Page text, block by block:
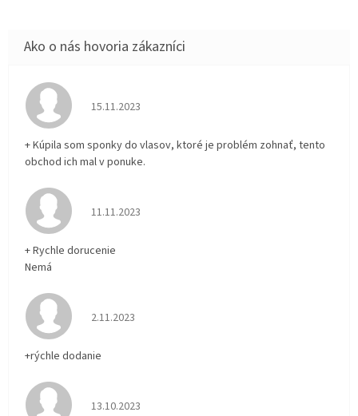
Hodnotenie obchodu je 5 z 5 hviezdičiek.
15.11.2023
+ Kúpila som sponky do vlasov, ktoré je problém zohnať, tento
obchod ich mal v ponuke.
Hodnotenie obchodu je 5 z 5 hviezdičiek.
11.11.2023
+ Rychle dorucenie
Nemá
Hodnotenie obchodu je 5 z 5 hviezdičiek.
2.11.2023
+rýchle dodanie
Hodnotenie obchodu je 5 z 5 hviezdičiek.
13.10.2023